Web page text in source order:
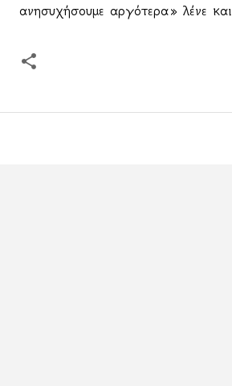
ανησυχήσουμε αργότερα» λένε